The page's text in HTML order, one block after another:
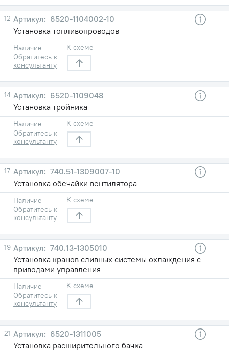
12
6520-1104002-10
Установка топливопроводов
Наличие
Обратитесь к
консультанту
К схеме
14
6520-1109048
Установка тройника
Наличие
Обратитесь к
консультанту
К схеме
17
740.51-1309007-10
Установка обечайки вентилятора
Наличие
Обратитесь к
консультанту
К схеме
19
740.13-1305010
Установка кранов сливных системы охлаждения с
приводами управления
Наличие
Обратитесь к
консультанту
К схеме
21
6520-1311005
Установка расширительного бачка